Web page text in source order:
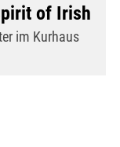
of Irish
im Kurhaus